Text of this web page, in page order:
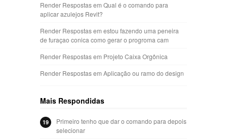
Render Respostasem Qual é o comando para
aplicar azulejos Revit?
Render Respostasem estou fazendo uma peneira
de furaçao conica como gerar o progroma cam
Render Respostasem Projeto Caixa Orgônica
Render Respostasem Aplicação ou ramo do design
Mais Respondidas
19
Primeiro tenho que dar o comando para depois
selecionar